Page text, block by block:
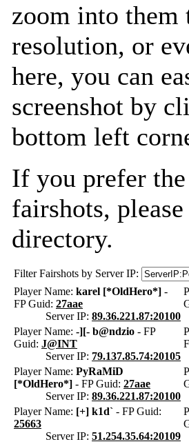
zoom into them
resolution, or
here, you can
screenshot by
bottom left
If you prefer
fairshots, please
directory.
Filter Fairshots by Server IP:
Player Name: karel [*OldHero*] -
FP Guid: 27aae
Server IP: 89.36.221.87:20100
Player Name: -][- b@ndzio - FP
Guid: J@INT
Server IP: 79.137.85.74:20105
Player Name: PyRaMiD
[*OldHero*] - FP Guid: 27aae
Server IP: 89.36.221.87:20100
Player Name: [+] k1d` - FP Guid:
25663
Server IP: 51.254.35.64:20109